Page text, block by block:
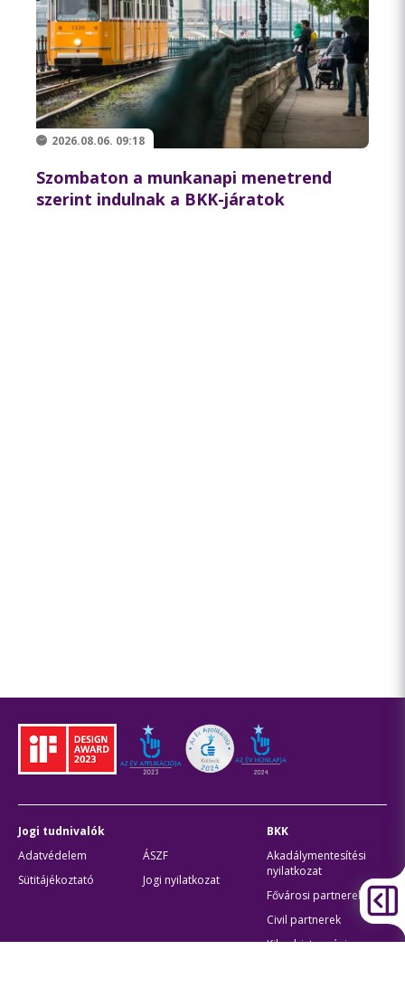
2026.08.06. 09:18
Szombaton a munkanapi menetrend
szerint indulnak a BKK-járatok
Jogi tudnivalók
Adatvédelem
ÁSZF
Sütitájékoztató
Jogi nyilatkozat
BKK
Akadálymentesítési
nyilatkozat
Fővárosi partnerek
Civil partnerek
Kiberbiztonsági